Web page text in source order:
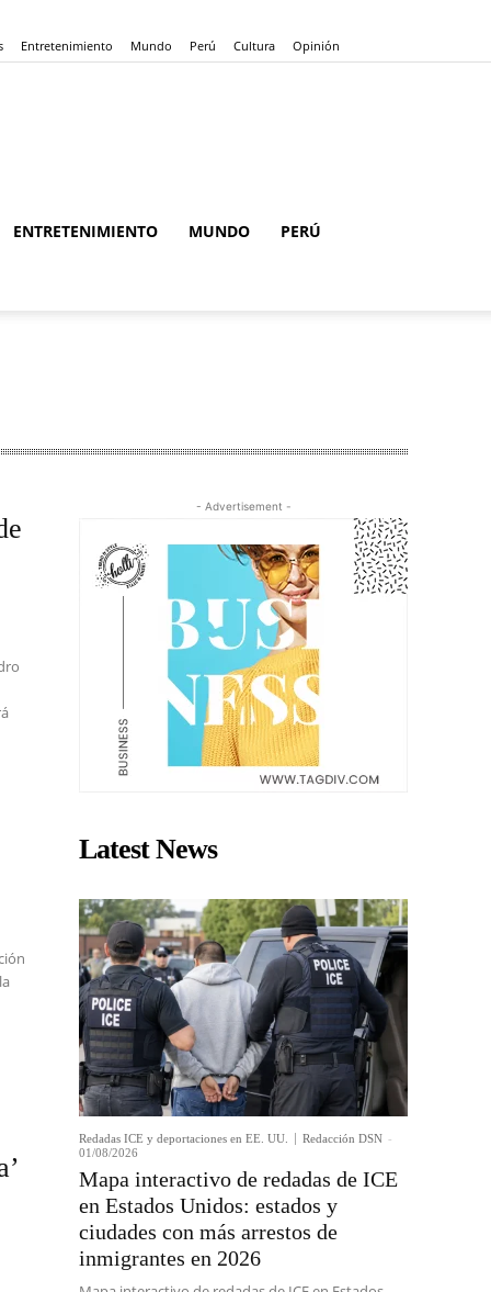
Entretenimiento Mundo Perú Cultura Opinión
ENTRETENIMIENTO MUNDO PERÚ
- Advertisement -
Latest News
Redadas ICE y deportaciones en EE. UU. Redacción DSN -
01/08/2026
Mapa interactivo de redadas de ICE
en Estados Unidos: estados y
ciudades con más arrestos de
inmigrantes en 2026